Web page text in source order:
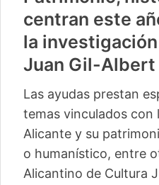
centran este
la
Juan Gil-Albert
Las ayudas prestan
temas vinculados con
Alicante y su
o humanístico, entre
Alicantino de Cultura